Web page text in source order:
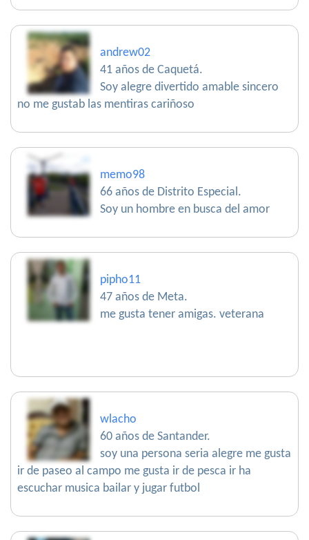
andrew02
41 años de Caquetá.
Soy alegre divertido amable sincero
no me gustab las mentiras cariñoso
memo98
66 años de Distrito Especial.
Soy un hombre en busca del amor
pipho11
47 años de Meta.
me gusta tener amigas. veterana
wlacho
60 años de Santander.
soy una persona seria alegre me gusta
ir de paseo al campo me gusta ir de pesca ir ha
escuchar musica bailar y jugar futbol